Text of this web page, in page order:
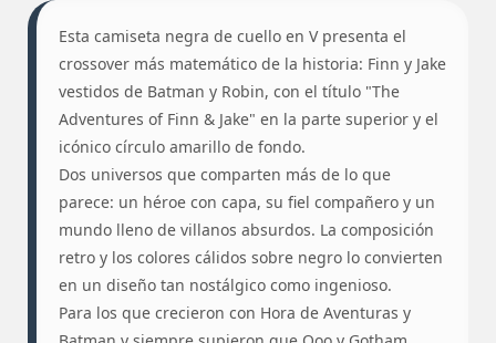
Esta camiseta negra de cuello en V presenta el
crossover más matemático de la historia: Finn y Jake
vestidos de Batman y Robin, con el título "The
Adventures of Finn & Jake" en la parte superior y el
icónico círculo amarillo de fondo.
Dos universos que comparten más de lo que
parece: un héroe con capa, su fiel compañero y un
mundo lleno de villanos absurdos. La composición
retro y los colores cálidos sobre negro lo convierten
en un diseño tan nostálgico como ingenioso.
Para los que crecieron con Hora de Aventuras y